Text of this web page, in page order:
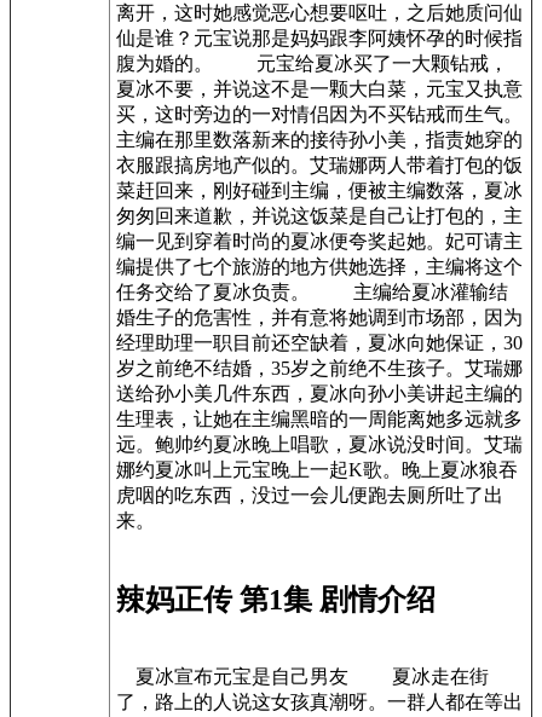
离开，这时她感觉恶心想要呕吐，之后她质问仙
仙是谁？元宝说那是妈妈跟李阿姨怀孕的时候指
腹为婚的。 元宝给夏冰买了一大颗钻戒，
夏冰不要，并说这不是一颗大白菜，元宝又执意
买，这时旁边的一对情侣因为不买钻戒而生气。
主编在那里数落新来的接待孙小美，指责她穿的
衣服跟搞房地产似的。艾瑞娜两人带着打包的饭
菜赶回来，刚好碰到主编，便被主编数落，夏冰
匆匆回来道歉，并说这饭菜是自己让打包的，主
编一见到穿着时尚的夏冰便夸奖起她。妃可请主
编提供了七个旅游的地方供她选择，主编将这个
任务交给了夏冰负责。 主编给夏冰灌输结
婚生子的危害性，并有意将她调到市场部，因为
经理助理一职目前还空缺着，夏冰向她保证，30
岁之前绝不结婚，35岁之前绝不生孩子。艾瑞娜
送给孙小美几件东西，夏冰向孙小美讲起主编的
生理表，让她在主编黑暗的一周能离她多远就多
远。鲍帅约夏冰晚上唱歌，夏冰说没时间。艾瑞
娜约夏冰叫上元宝晚上一起K歌。晚上夏冰狼吞
虎咽的吃东西，没过一会儿便跑去厕所吐了出
来。
辣妈正传 第1集 剧情介绍
夏冰宣布元宝是自己男友 夏冰走在街
了，路上的人说这女孩真潮呀。一群人都在等出